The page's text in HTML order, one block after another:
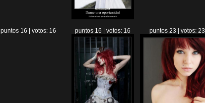
puntos 16 | votos: 16 puntos 16 | votos: 16 puntos 23 | votos: 23